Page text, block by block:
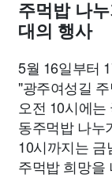
주먹밥 나
대의 행사
5월 16일부터
"광주여성길
오전 10시에는
동주먹밥 나누
10시까지는
주먹밥 희망을